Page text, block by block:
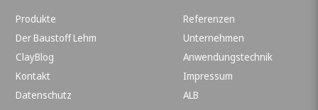
Produkte
Referenzen
Der Baustoff Lehm
Unternehmen
ClayBlog
Anwendungstechnik
Kontakt
Impressum
Datenschutz
ALB